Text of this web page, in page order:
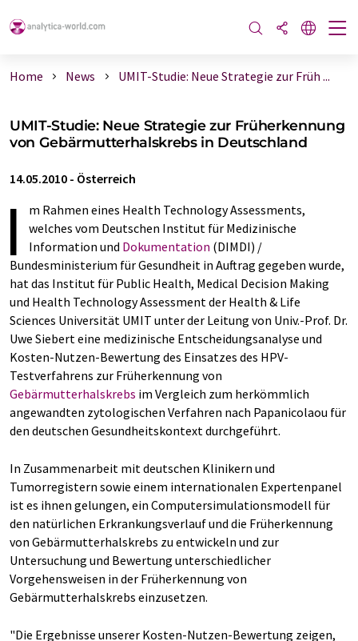
Home News UMIT-Studie: Neue Strategie zur Früh ...
UMIT-Studie: Neue Strategie zur Früherkennung
von Gebärmutterhalskrebs in Deutschland
14.05.2010 - Österreich
I
m Rahmen eines Health Technology Assessments,
welches vom Deutschen Institut für Medizinische
Information und Dokumentation (DIMDI) /
Bundesministerium für Gesundheit in Auftrag gegeben wurde,
hat das Institut für Public Health, Medical Decision Making
und Health Technology Assessment der Health & Life
Sciences Universität UMIT unter der Leitung von Univ.-Prof. Dr.
Uwe Siebert eine medizinische Entscheidungsanalyse und
Kosten-Nutzen-Bewertung des Einsatzes des HPV-
Testverfahrens zur Früherkennung von
Gebärmutterhalskrebs im Vergleich zum herkömmlich
angewandten zytologischen Verfahren nach Papanicolaou für
den deutschen Gesundheitskontext durchgeführt.
In Zusammenarbeit mit deutschen Klinikern und
Tumorregistern sowie einem internationalen Expertenpanel
ist es ihnen gelungen, ein Computersimulationsmodell für
den natürlichen Erkrankungsverlauf und die Früherkennung
von Gebärmutterhalskrebs zu entwickeln und zur
Untersuchung und Bewertung unterschiedlicher
Vorgehensweisen in der Früherkennung von
Gebärmutterhalskrebs einzusetzen.
"Die Ergebnisse unserer Kosten-Nutzen-Bewertung zeigen,